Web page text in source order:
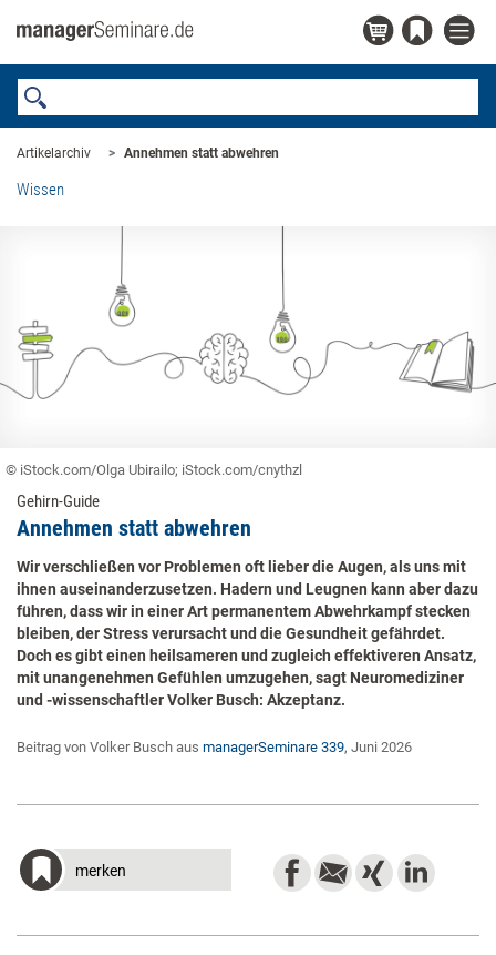
Artikelarchiv Annehmen statt abwehren
Wissen
© iStock.com/Olga Ubirailo; iStock.com/cnythzl
Gehirn-Guide
Annehmen statt abwehren
Wir verschließen vor Problemen oft lieber die Augen, als uns mit
ihnen auseinanderzusetzen. Hadern und Leugnen kann aber dazu
führen, dass wir in einer Art permanentem Abwehrkampf stecken
bleiben, der Stress verursacht und die Gesundheit gefährdet.
Doch es gibt einen heilsameren und zugleich effektiveren Ansatz,
mit unangenehmen Gefühlen umzugehen, sagt Neuromediziner
und -wissenschaftler Volker Busch: Akzeptanz.
Beitrag von Volker Busch aus managerSeminare 339, Juni 2026
merken